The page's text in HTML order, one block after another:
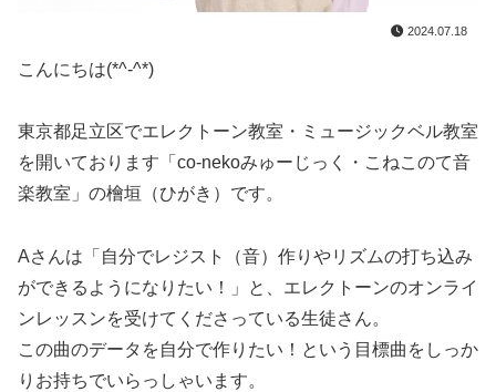
2024.07.18
こんにちは(*^-^*)
東京都足立区でエレクトーン教室・ミュージックベル教室
を開いております「co-nekoみゅーじっく・こねこのて音
楽教室」の檜垣（ひがき）です。
Aさんは「自分でレジスト（音）作りやリズムの打ち込み
ができるようになりたい！」と、エレクトーンのオンライ
ンレッスンを受けてくださっている生徒さん。
この曲のデータを自分で作りたい！という目標曲をしっか
りお持ちでいらっしゃいます。